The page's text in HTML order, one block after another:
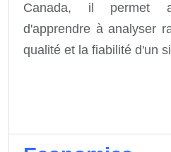
Canada, il permet
d'apprendre à analyser
qualité et la fiabilité d'un